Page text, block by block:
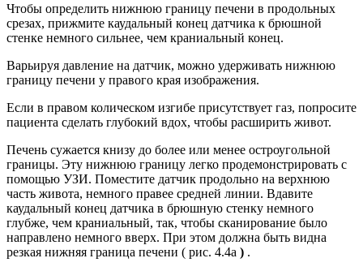
Чтобы определить нижнюю границу печени в продольных
срезах, прижмите каудальный конец датчика к брюшной
стенке немного сильнее, чем краниальный конец.
Варьируя давление на датчик, можно удерживать нижнюю
границу печени у правого края изображения.
Если в правом колическом изгибе присутствует газ, попросите
пациента сделать глубокий вдох, чтобы расширить живот.
Печень сужается книзу до более или менее остроугольной
границы. Эту нижнюю границу легко продемонстрировать с
помощью УЗИ. Поместите датчик продольно на верхнюю
часть живота, немного правее средней линии. Вдавите
каудальный конец датчика в брюшную стенку немного
глубже, чем краниальный, так, чтобы сканирование было
направлено немного вверх. При этом должна быть видна
резкая нижняя граница печени ( рис. 4.4а ) .